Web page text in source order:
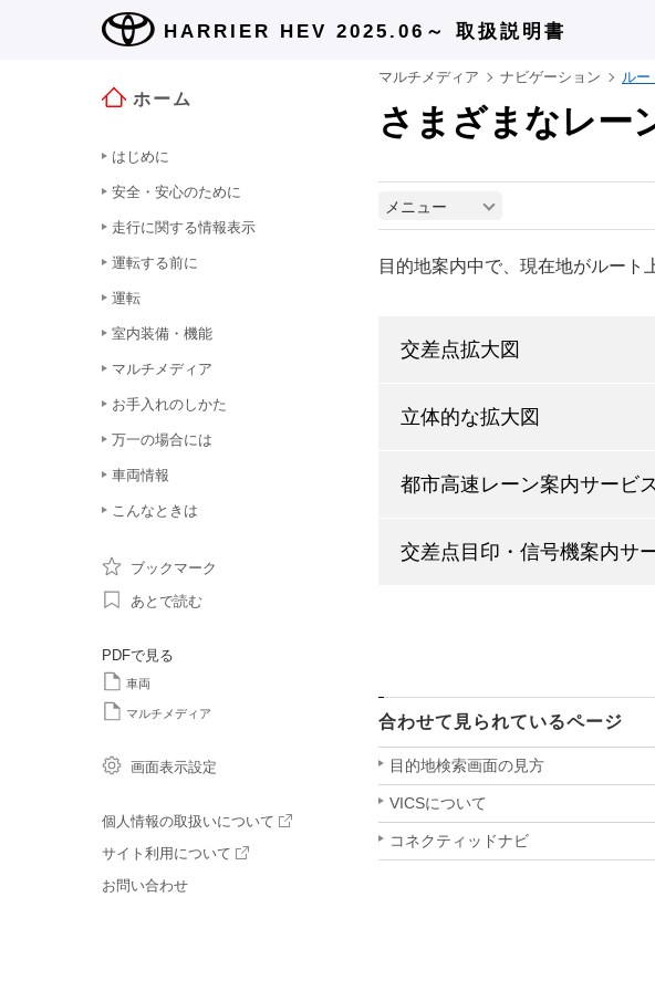
HARRIER HEV 2025.06～ 取扱説明書
ホーム
はじめに
安全・安心のために
走行に関する情報表示
運転する前に
運転
室内装備・機能
マルチメディア
お手入れのしかた
万一の場合には
車両情報
こんなときは
ブックマーク
あとで読む
PDFで見る
車両
マルチメディア
画面表示設定
個人情報の取扱いについて
サイト利用について
お問い合わせ
マルチメディア ナビゲーション ルー
さまざまなレー
メニュー
目的地案内中で、現在地がルート
交差点拡大図
立体的な拡大図
都市高速レーン案内サービス
交差点目印・信号機案内サ
合わせて見られているページ
目的地検索画面の見方
VICSについて
コネクティッドナビ